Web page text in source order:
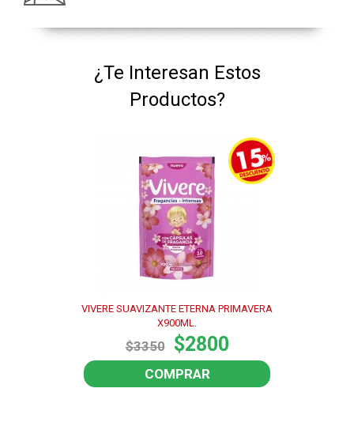
¿Te Interesan Estos
Productos?
VIVERE SUAVIZANTE ETERNA PRIMAVERA
X900ML.
$3350 $2800
COMPRAR